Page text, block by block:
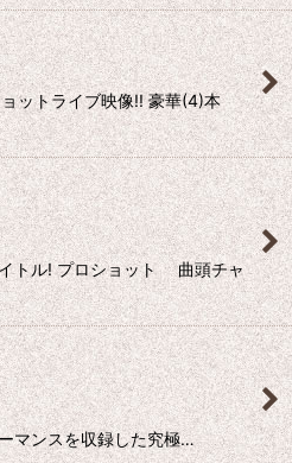
ットライブ映像!! 豪華(4)本
イトル! プロショット 曲頭チャ
マンスを収録した究極…